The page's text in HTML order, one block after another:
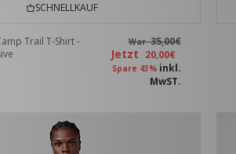
SCHNELLKAUF
Trail T-Shirt -
War35,00€
Jetzt 20,00€
Spare 43% inkl.
MwST.